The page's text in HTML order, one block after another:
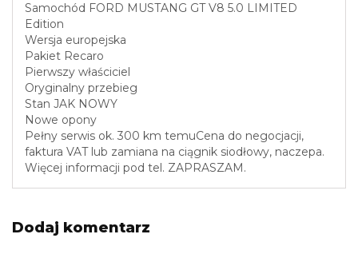
Samochód FORD MUSTANG GT V8 5.0 LIMITED
Edition
Wersja europejska
Pakiet Recaro
Pierwszy właściciel
Oryginalny przebieg
Stan JAK NOWY
Nowe opony
Pełny serwis ok. 300 km temuCena do negocjacji,
faktura VAT lub zamiana na ciągnik siodłowy, naczepa.
Więcej informacji pod tel. ZAPRASZAM.
Dodaj komentarz